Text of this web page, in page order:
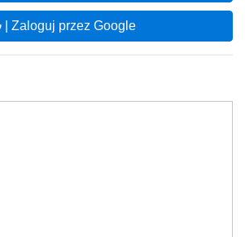
| Zaloguj przez Google